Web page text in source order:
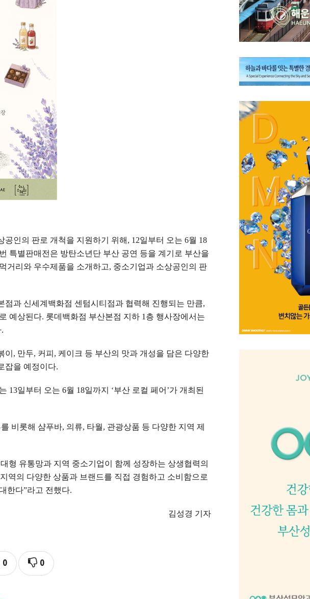
인의 판로 개척을 지원하기 위해 , 12일부터 오는 6월 18
특별판매전은 방탄소년단 부산 공연 등을 계기로 부산을
거리와 우수제품을 소개하고, 중소기업과 소상공인의 판
과 신세계백화점 센텀시티점과 협력해 진행되는 만큼,
예상된다. 롯데백화점 부산본점 지하 1 층 행사장에서는
.
이 , 만두, 커피 , 케이크 등 부산의 맛과 개성을 담은 다양한
잡을 예정이다.
13일부터 오는 6월 18일까지 ‘부산 로컬 페어 ’가 개최된
비롯해 샴푸바, 의류, 타월, 관광상품 등 다양한 지역 제
형 유통망과 지역 중소기업이 함께 성장하는 상생협력의
역의 다양한 상품과 브랜드를 직접 경험하고 소비함으로
한다”라고 전했다.
김성경 기자
0 0